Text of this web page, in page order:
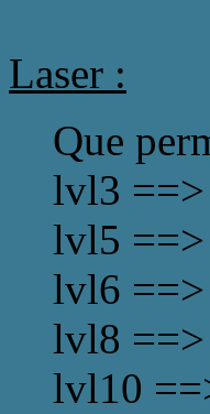
Laser :
Que
lvl3
lvl5 ==>
lvl6
lvl8 ==>
lvl10